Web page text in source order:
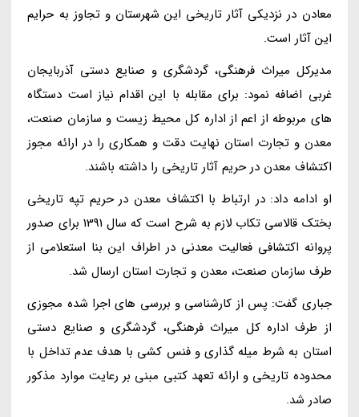
معادن در نزدیکی آثار تاریخی این شهرستان و تجاوز به حرایم
این آثار است.
مدیرکل میراث فرهنگی، گردشگری و صنایع دستی آذربایجان
غربی اضافه نمود: برای مقابله با این اقدام نیاز است دستگاه
های مربوطه از اعم از اداره کل محیط زیست و سازمان صنعت،
معدن و تجارت استان نهایت دقت و همکاری را در ارائه مجوز
اکتشاف معدن در حریم آثار تاریخی را داشته باشند.
او ادامه داد: در ارتباط با اکتشاف معدن در حریم تپه تاریخی
بختک قالاسی تکاب لازم به شرح است که سال 1391 برای صدور
پروانه اکتشافی فعالیت معدنی در اطراف این بنا استعلامی از
طرف سازمان صنعت، معدن و تجارت استان ارسال شد.
جباری گفت: پس از کارشناسی و بررسی های اجرا شده مجوزی
از طرف اداره کل میراث فرهنگی، گردشگری و صنایع دستی
استان به شرط میله گذاری و فنس کشی با هدف عدم تداخل با
محدوده تاریخی و ارائه تعهد کتبی مبنی بر رعایت موارد مذکور
صادر شد.